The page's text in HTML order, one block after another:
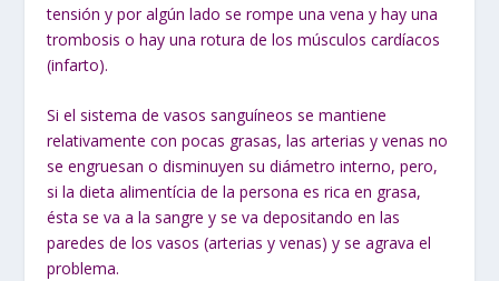
tensión y por algún lado se rompe una vena y hay una
trombosis o hay una rotura de los músculos cardíacos
(infarto).
Si el sistema de vasos sanguíneos se mantiene
relativamente con pocas grasas, las arterias y venas no
se engruesan o disminuyen su diámetro interno, pero,
si la dieta alimentícia de la persona es rica en grasa,
ésta se va a la sangre y se va depositando en las
paredes de los vasos (arterias y venas) y se agrava el
problema.